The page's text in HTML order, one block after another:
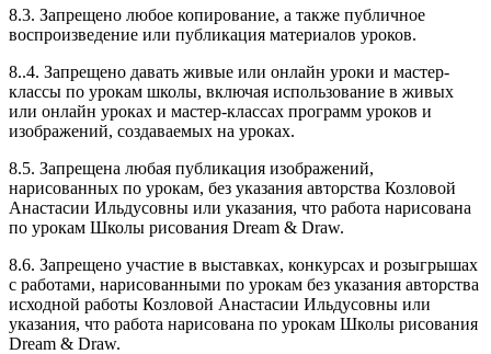
8.3. Запрещено любое копирование, а также публичное
воспроизведение или публикация материалов уроков.
8..4. Запрещено давать живые или онлайн уроки и мастер-
классы по урокам школы, включая использование в живых
или онлайн уроках и мастер-классах программ уроков и
изображений, создаваемых на уроках.
8.5. Запрещена любая публикация изображений,
нарисованных по урокам, без указания авторства Козловой
Анастасии Ильдусовны или указания, что работа нарисована
по урокам Школы рисования Dream & Draw.
8.6. Запрещено участие в выставках, конкурсах и розыгрышах
с работами, нарисованными по урокам без указания авторства
исходной работы Козловой Анастасии Ильдусовны или
указания, что работа нарисована по урокам Школы рисования
Dream & Draw.